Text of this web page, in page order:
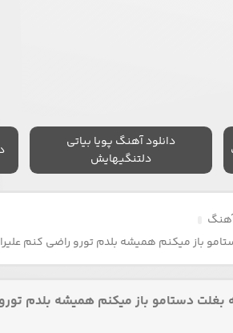
دانلود آهنگ پویا بیاتی
دلتنگیهایش
باز میکنم همیشه بلدم تورو راضی کنم
بغلت دستامو باز میکنم همیشه بلدم